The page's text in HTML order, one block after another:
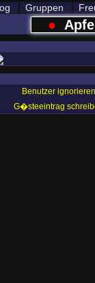
Gruppen
●
Benutzer ignorieren
G�steeintrag